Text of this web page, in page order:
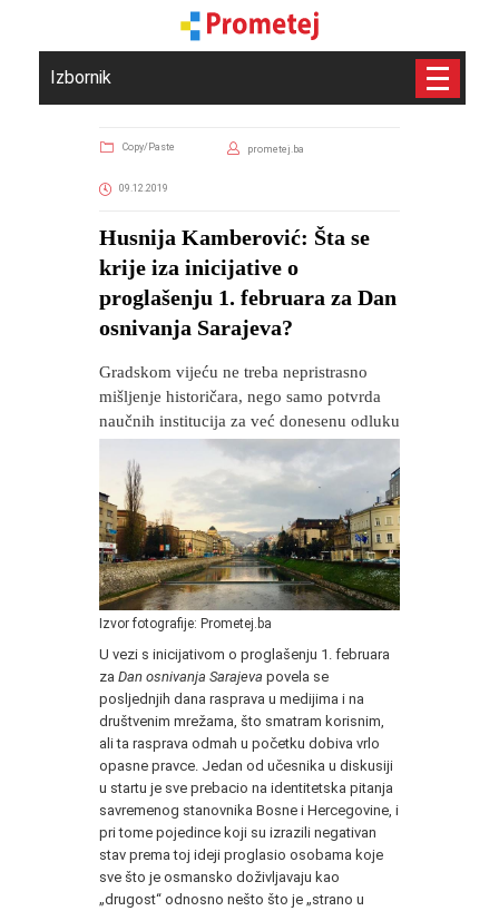
Izbornik
Copy/Paste prometej.ba
09.12.2019
Husnija Kamberović: Šta se
krije iza inicijative o
proglašenju 1. februara za Dan
osnivanja Sarajeva?
Gradskom vijeću ne treba nepristrasno
mišljenje historičara, nego samo potvrda
naučnih institucija za već donesenu odluku
Izvor fotografije: Prometej.ba
U vezi s inicijativom o proglašenju 1. februara
za Dan osnivanja Sarajeva povela se
posljednjih dana rasprava u medijima i na
društvenim mrežama, što smatram korisnim,
ali ta rasprava odmah u početku dobiva vrlo
opasne pravce. Jedan od učesnika u diskusiji
u startu je sve prebacio na identitetska pitanja
savremenog stanovnika Bosne i Hercegovine, i
pri tome pojedince koji su izrazili negativan
stav prema toj ideji proglasio osobama koje
sve što je osmansko doživljavaju kao
„drugost“ odnosno nešto što je „strano u